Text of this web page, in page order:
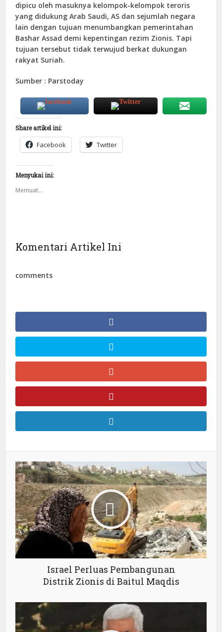
dipicu oleh masuknya kelompok-kelompok teroris
yang didukung Arab Saudi, AS dan sejumlah negara
lain dengan tujuan menumbangkan pemerintahan
Bashar Assad demi kepentingan rezim Zionis. Tapi
tujuan tersebut tidak terwujud berkat dukungan
rakyat Suriah.
Sumber : Parstoday
Share artikel ini:
Facebook Twitter
Menyukai ini:
Memuat...
Komentari Artikel Ini
comments
Israel Perluas Pembangunan
Distrik Zionis di Baitul Maqdis